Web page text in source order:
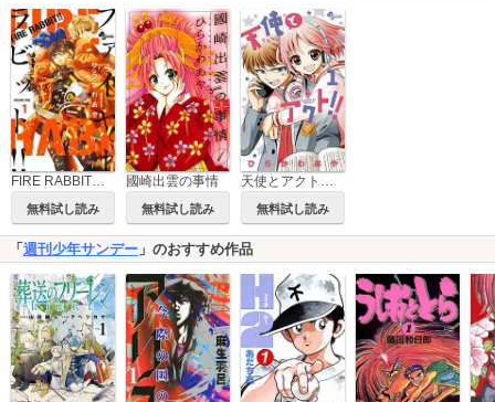
FIRE RABBIT！！
無料試し読み
國崎出雲の事情
無料試し読み
天使とアクト！！
無料試し読み
「 週刊少年サンデー 」のおすすめ作品